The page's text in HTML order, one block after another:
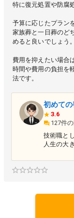
特に復元処置や防腐
予算に応じたプラン
家族葬と一日葬のど
めると良いでしょう。
費用を抑えたい場合
時間や費用の負担を
法です。
初めて
3.6
127件
技術職と
人生の大
仕事に向
ブログで
つ進むこ
"https://